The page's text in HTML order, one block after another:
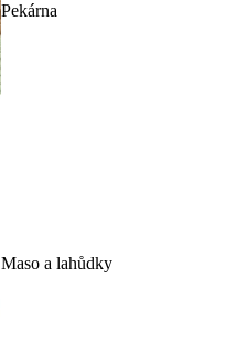
Pekárna
Maso a lahůdky